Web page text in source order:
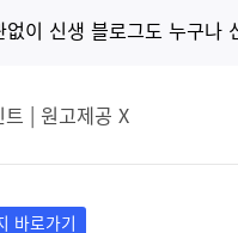
이 신생 블로그도 누구나
| 원고제공 X
바로가기